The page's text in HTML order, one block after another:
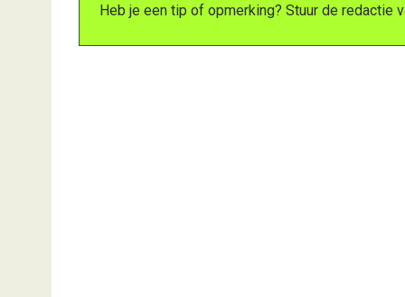
Heb je een tip of opmerking? Stuur de redactie